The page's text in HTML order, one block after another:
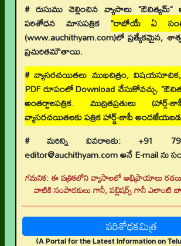
# రుసుము చెల్లించిన వ్యాసాలు "ఔచిత్యమ్"
పరిశోధన మాసపత్రిక "రాబోయే ఏ
(www.auchithyam.com)లో ప్రత్యేకమైన,
ప్రచురితమౌతాయి.
# వ్యాసరచయితలు ముఖచిత్రం,
PDF రూపంలో Download చేసుకోవచ్చు.
అంతర్జాలపత్రిక. ముద్రితప్రతులు
వ్యాసరచయితలకు పత్రిక హార్డ్-కాపీ
# మరిన్ని వివరాలకు: +91
editor@auchithyam.com అనే E-mail ను
గమనిక: ఈ పత్రికలోని వ్యాసాలలో అభిప్రాయాలు
వాటికి సంపాదకులు గానీ, పబ్లిషర్స్ గానీ ఎలాంటి
పరిశోధకమిత్ర
(A Portal for the Latest Information on